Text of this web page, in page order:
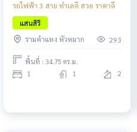
รถไฟฟ้า 3 สาย ทำเลดี สวย ราคาดี
แสนสิริ
รามคำแหง หัวหมาก
293
พื้นที่ : 34.75 ตร.ม.
1 1 2